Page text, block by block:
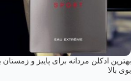
بهترین ادکلن مردانه برای پاییز و
بوی بالا